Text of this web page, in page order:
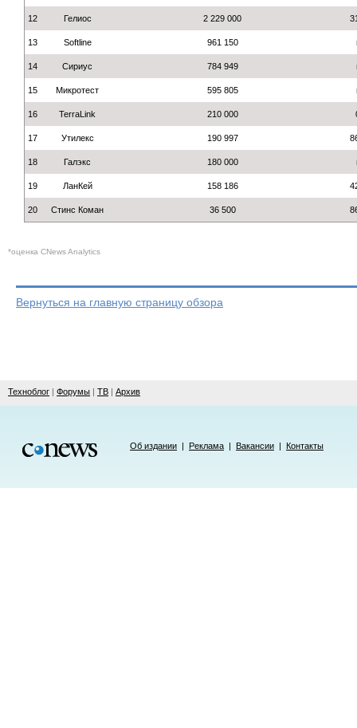
12 Гелиос 2 229 000
13 Softline 961 150
14 Сириус 784 949
15 Микротест 595 805
16 TerraLink 210 000
17 Утилекс 190 997
18 Галэкс 180 000
19 ЛанКей 158 186
20 Стинс Коман 36 500
*оценка СNews Analytics
Вернуться на главную страницу обзора
Техноблог | Форумы | ТВ | Архив
Об издании | Реклама | Вакансии | Контакты